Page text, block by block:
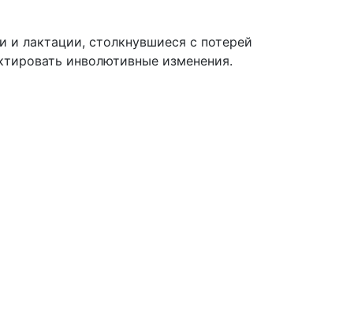
лактации, столкнувшиеся с потерей
инволютивные изменения.